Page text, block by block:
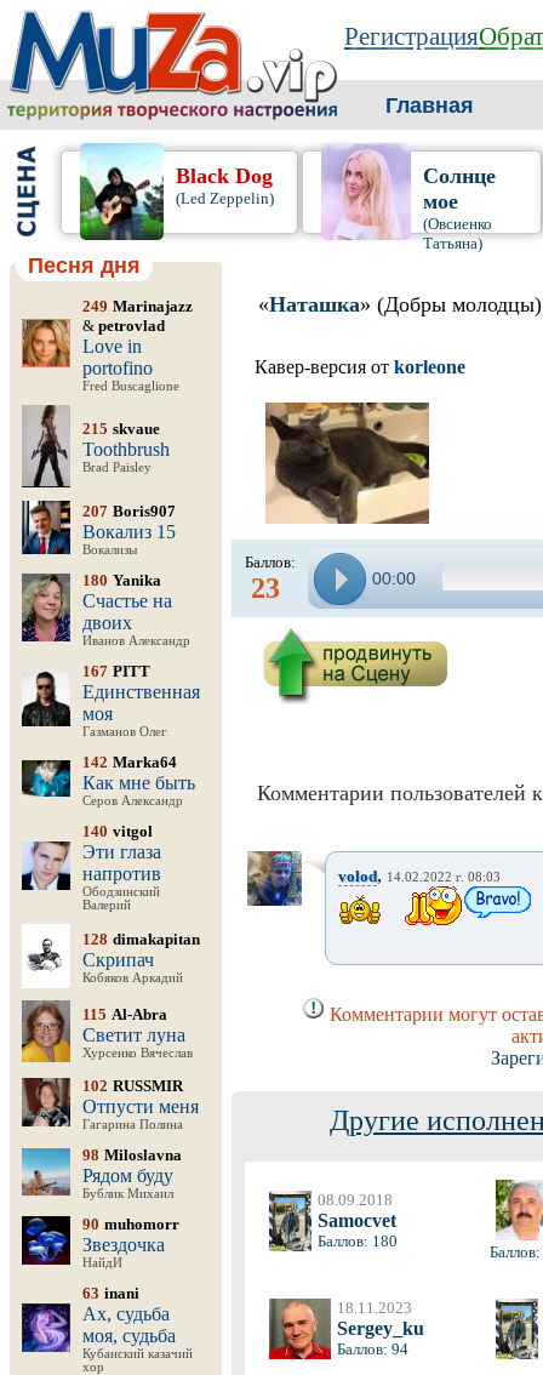
Регистрация
Главная
Black Dog
(Led Zeppelin)
Солнце
мое
(Овсиенко
Татьяна)
Песня дня
249 Marinajazz
& petrovlad
Love in
portofino
Fred Buscaglione
215 skvaue
Toothbrush
Brad Paisley
207 Boris907
Вокализ 15
Вокализы
180 Yanika
Счастье на
двоих
Иванов Александр
167 PITT
Единственная
моя
Газманов Олег
142 Marka64
Как мне быть
Серов Александр
140 vitgol
Эти глаза
напротив
Ободзинский
Валерий
128 dimakapitan
Скрипач
Кобяков Аркадий
115 Al-Abra
Светит луна
Хурсенко Вячеслав
102 RUSSMIR
Отпусти меня
Гагарина Полина
98 Miloslavna
Рядом буду
Бублик Михаил
90 muhomorr
Звездочка
НайдИ
63 inani
Ах, судьба
моя, судьба
Кубанский казачий
хор
«Наташка» (Добры молодцы)
Кавер-версия от korleone
Баллов:
23 00:00
Комментарии пользователей
volod, 14.02.2022 г. 08:03
Комментарии могут
Другие
08.09.2018
Samocvet
Баллов: 180
18.11.2023
Sergey_ku
Баллов: 94